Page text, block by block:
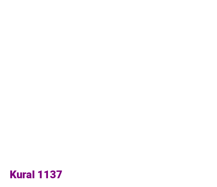
Kural 1137